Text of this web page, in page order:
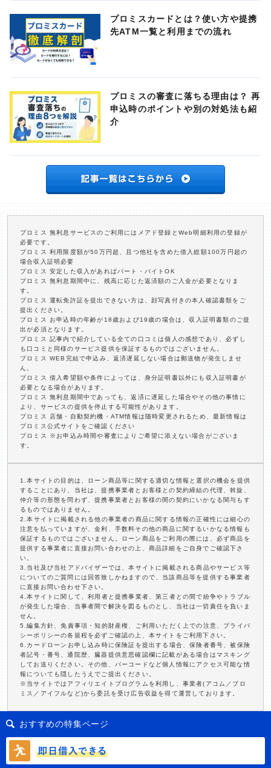
プロミスカードとは？使い方や提携
先ATM一覧と利用までの流れ
プロミスの審査に落ちる理由は？ 再
申込時のポイントや別の対処法も紹
介
プロミス 無利息サービスのご利用にはメアド登録とWeb明細利用の登録が
必要です。
プロミス 利用限度額が50万円超、且つ他社を含めた借入総額100万円超の
場合収入証明必要
プロミス 安定した収入があればパート・バイトOK
プロミス 無利息期間中に、残高に応じた返済額のご入金が必要となりま
す。
プロミス 運転免許証を提出できない方は、顔写真付きの本人確認書類をご
提出ください。
プロミス お申込時の年齢が18歳および19歳の場合は、収入証明書類のご提
出が必須となります。
プロミス 記事内で紹介している全ての口コミは個人の感想であり、必ずし
も口コミと同様のサービス提供を保証するものではございません。
プロミス WEB完結で申込み、返済遅延しない場合は郵送物が発生しませ
ん。
プロミス 借入希望額や条件によっては、身分証明書以外にも収入証明書が
必要となる場合があります。
プロミス 無利息期間中であっても、返済に遅延した場合やその他の事情に
より、サービスの提供を停止する可能性があります。
プロミス 店舗・自動契約機・ATM情報は随時変更されるため、最新情報は
プロミス公式サイトをご確認ください
プロミス ※お申込み時間や審査によりご希望に添えない場合がございま
す。
1.本サイトの目的は、ローン商品等に関する適切な情報と選択の機会を提供
することにあり、当社は、提携事業者とお客様との契約締結の代理、斡旋、
仲介等の形態を問わず、提携事業者とお客様の間の契約にいかなる関与もす
るものではありません。
2.本サイトに掲載される他の事業者の商品に関する情報の正確性には細心の
注意を払っていますが、金利、手数料その他の商品に関するいかなる情報も
保証するものではございません。ローン商品をご利用の際には、必ず商品を
提供する事業者に直接お問い合わせの上、商品詳細をご自身でご確認下さ
い。
3.当社及び当社アドバイザーでは、本サイトに掲載される商品やサービス等
についてのご質問には回答致しかねますので、当該商品等を提供する事業者
に直接お問い合わせ下さい。
4.本サイトに関して、利用者と提携事業者、第三者との間で紛争やトラブル
が発生した場合、当事者間で解決を図るものとし、当社は一切責任を負いま
せん。
5.編集方針、免責事項・知的財産権、ご利用いただく上での注意、プライバ
シーポリシーの各規程を必ずご確認の上、本サイトをご利用下さい。
6.カードローンお申し込み時に保険証を提出する場合、保険者番号、被保険
者記号・番号、通院歴、臓器提供意思確認欄に記載がある場合はマスキング
してお送りください。その他、バーコードなど個人情報にアクセス可能な情
報についても隠したうえでご提出ください。
※当サイトではアフィリエイトプログラムを利用し、事業者(アコム／プロ
ミス／アイフルなど)から委託を受け広告収益を得て運営しております。
おすすめの特集ページ